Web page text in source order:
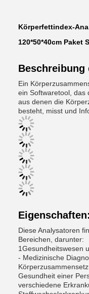
Körperfettindex-
120*50*40cm Paket
Beschreibung
Ein
ein Softwaretool, das
aus denen die
besteht, misst und
Eigenschaften:
Diese Analysatoren
Bereichen, darunter:
1Gesundheitswesen
- Medizinische
Gesundheit einer
verschiedene